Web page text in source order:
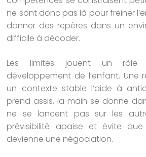
ne sont donc pas là pour freiner
donner des repères dans un
difficile à décoder.
Les limites jouent un
développement de l’enfant. Une
un contexte stable l’aide à
prend assis, la main se donne
ne se lancent pas sur les
prévisibilité apaise et évite
devienne une négociation.